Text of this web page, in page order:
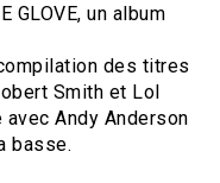
GLOVE, un album
des titres
Smith et Lol
Andy Anderson
basse.